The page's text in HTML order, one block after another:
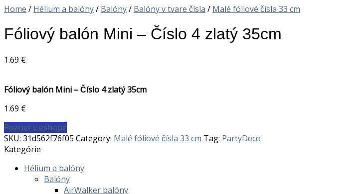
Home / Hélium a balóny/ Balóny/ Balóny v tvare čísla / Malé fóliové čísla 33 cm
Fóliový balón Mini – Číslo 4 zlatý 35cm
1.69 €
Fóliový balón Mini – Číslo 4 zlatý 35cm
1.69 €
Pozrieť v eshope
SKU: 31d562f76f05 Category: Malé fóliové čísla 33 cm Tag: PartyDeco
Kategórie
Hélium a balóny
Balóny
AirWalker balóny